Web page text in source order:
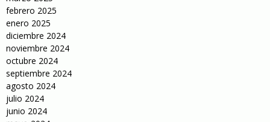
febrero 2025
enero 2025
diciembre 2024
noviembre 2024
octubre 2024
septiembre 2024
agosto 2024
julio 2024
junio 2024